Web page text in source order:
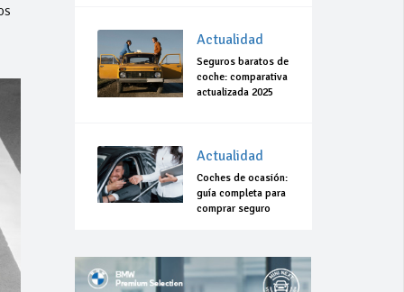
Actualidad
Seguros baratos de
coche: comparativa
actualizada 2025
Actualidad
Coches de ocasión:
guía completa para
comprar seguro